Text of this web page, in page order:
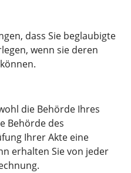
dass Sie beglaubigte
wenn sie deren
die Behörde Ihres
Behörde des
Ihrer Akte eine
erhalten Sie von jeder